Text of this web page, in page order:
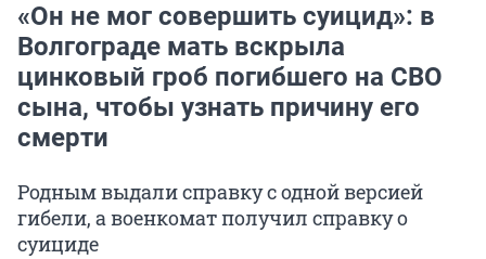
«Он не мог совершить суицид»: в
Волгограде мать вскрыла
цинковый гроб погибшего на СВО
сына, чтобы узнать причину его
смерти
Родным выдали справку с одной версией
гибели, а военкомат получил справку о
суициде